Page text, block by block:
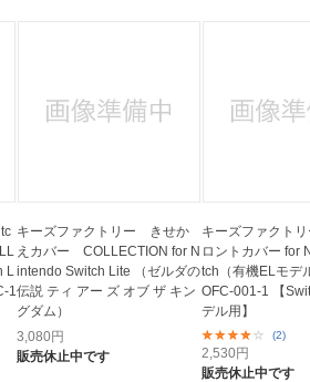
L
1
キーズファクトリー きせか
えカバー COLLECTION for N
intendo Switch Lite （ゼルダの
伝説 ティ アー ズ オブ ザ キン
グダム）
3,080円
販売休止中です
キーズファクト
ロントカバー for
tch（有機ELモデ
OFC-001-1 【
デル用】
(2)
2,530円
販売休止中です